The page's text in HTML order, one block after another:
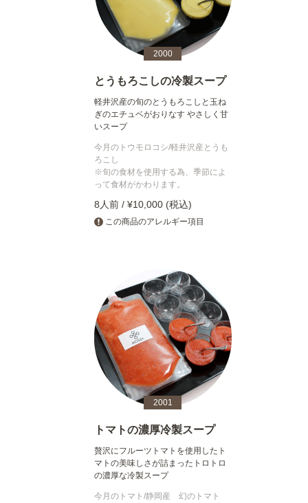
2000
とうもろこしの冷製スープ
軽井沢産の旬のとうもろこしと玉ね
ぎのエチュベがおりなす やさしく甘
いスープ
今月のトウモロコシ/軽井沢産とうも
ろこし
※旬の食材を使用する為、季節によ
って食材がかわります。
8人前 / ¥10,000 (税込)
この商品のアレルギー項目
2001
トマトの濃厚冷製スープ
贅沢にフルーツトマトを使用したト
マトの美味しさが詰まったトロトロ
の濃厚な冷製スープ
今月のトマト/静岡産 幻のトマト